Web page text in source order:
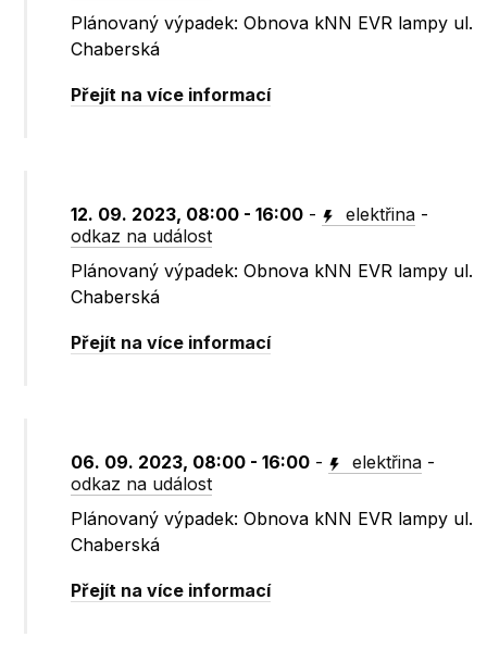
Plánovaný výpadek: Obnova kNN EVR lampy ul.
Chaberská
Přejít na více informací
12. 09. 2023, 08:00 - 16:00 - elektřina -
odkaz na událost
Plánovaný výpadek: Obnova kNN EVR lampy ul.
Chaberská
Přejít na více informací
06. 09. 2023, 08:00 - 16:00 - elektřina -
odkaz na událost
Plánovaný výpadek: Obnova kNN EVR lampy ul.
Chaberská
Přejít na více informací